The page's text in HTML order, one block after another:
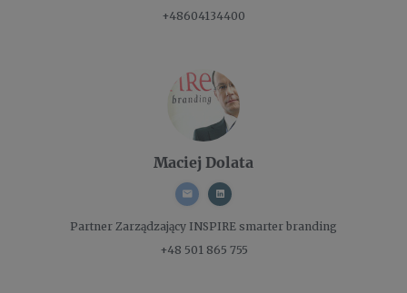
+48604134400
Maciej Dolata
Partner Zarządzający INSPIRE smarter branding
+48 501 865 755